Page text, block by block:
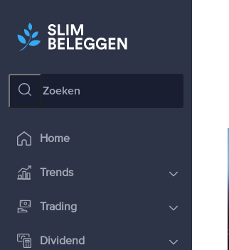
Home
Trends
Trading
Dividend